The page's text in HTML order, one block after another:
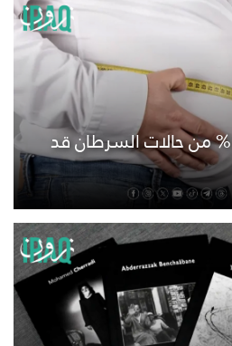
دراسة: أكثر من 10% من حالات السرطان قد